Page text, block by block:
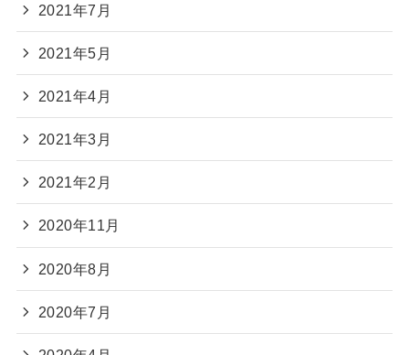
2021年7月
2021年5月
2021年4月
2021年3月
2021年2月
2020年11月
2020年8月
2020年7月